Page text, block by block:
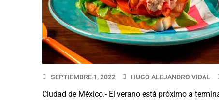
SEPTIEMBRE 1, 2022 HUGO ALEJANDRO VIDAL
Ciudad de México.- El verano está próximo a